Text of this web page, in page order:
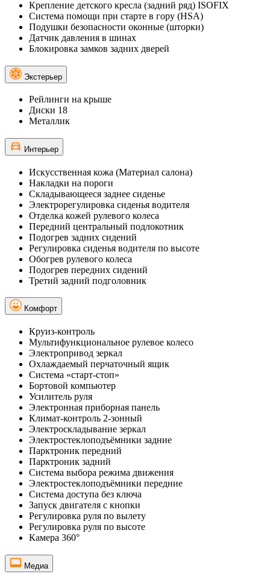
Крепление детского кресла (задний ряд) ISOFIX
Система помощи при старте в гору (HSA)
Подушки безопасности оконные (шторки)
Датчик давления в шинах
Блокировка замков задних дверей
Экстерьер
Рейлинги на крыше
Диски 18
Металлик
Интерьер
Искусственная кожа (Материал салона)
Накладки на пороги
Складывающееся заднее сиденье
Электрорегулировка сиденья водителя
Отделка кожей рулевого колеса
Передний центральный подлокотник
Подогрев задних сидений
Регулировка сиденья водителя по высоте
Обогрев рулевого колеса
Подогрев передних сидений
Третий задний подголовник
Комфорт
Круиз-контроль
Мультифункциональное рулевое колесо
Электропривод зеркал
Охлаждаемый перчаточный ящик
Система «старт-стоп»
Бортовой компьютер
Усилитель руля
Электронная приборная панель
Климат-контроль 2-зонный
Электроскладывание зеркал
Электростеклоподъёмники задние
Парктроник передний
Парктроник задний
Система выбора режима движения
Электростеклоподъёмники передние
Система доступа без ключа
Запуск двигателя с кнопки
Регулировка руля по вылету
Регулировка руля по высоте
Камера 360°
Медиа